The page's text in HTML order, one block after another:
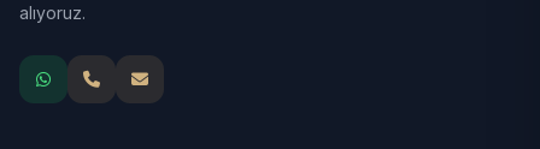
alıyoruz.